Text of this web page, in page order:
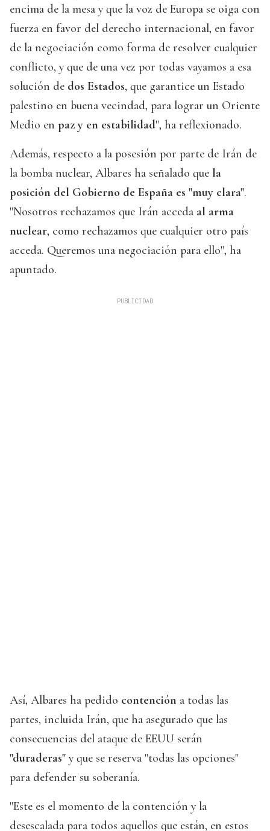
encima de la mesa y que la voz de Europa se oiga con
fuerza en favor del derecho internacional, en favor
de la negociación como forma de resolver cualquier
conflicto, y que de una vez por todas vayamos a esa
solución de dos Estados, que garantice un Estado
palestino en buena vecindad, para lograr un Oriente
Medio en paz y en estabilidad", ha reflexionado.
Además, respecto a la posesión por parte de Irán de
la bomba nuclear, Albares ha señalado que la
posición del Gobierno de España es "muy clara".
"Nosotros rechazamos que Irán acceda al arma
nuclear, como rechazamos que cualquier otro país
acceda. Queremos una negociación para ello", ha
apuntado.
Así, Albares ha pedido contención a todas las
partes, incluida Irán, que ha asegurado que las
consecuencias del ataque de EEUU serán
"duraderas" y que se reserva "todas las opciones"
para defender su soberanía.
"Este es el momento de la contención y la
desescalada para todos aquellos que están, en estos